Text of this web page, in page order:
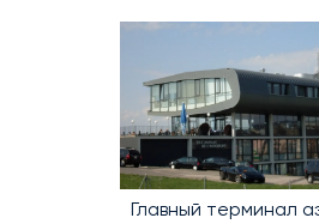
Главный терминал